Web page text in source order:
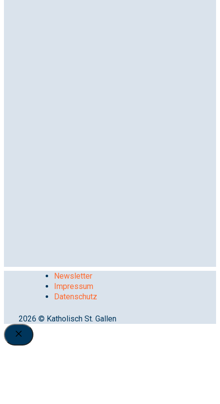
Newsletter
Impressum
Datenschutz
2026 © Katholisch St. Gallen
Close